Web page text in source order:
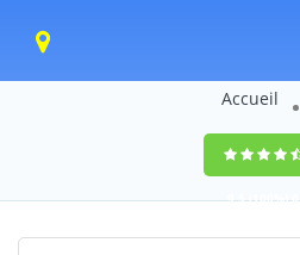
Accueil
9,5(100%)0
votes